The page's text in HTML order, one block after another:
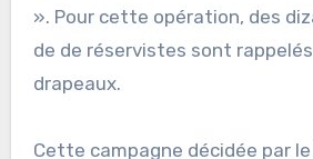
». Pour cette opération, des
de de réservistes sont
drapeaux.
Cette campagne décidée par